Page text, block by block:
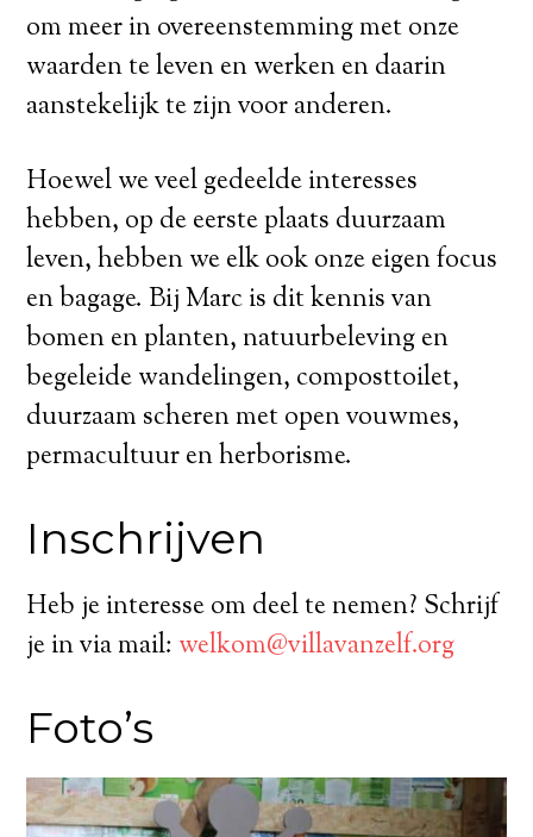
om meer in overeenstemming met onze
waarden te leven en werken en daarin
aanstekelijk te zijn voor anderen.
Hoewel we veel gedeelde interesses
hebben, op de eerste plaats duurzaam
leven, hebben we elk ook onze eigen focus
en bagage. Bij Marc is dit kennis van
bomen en planten, natuurbeleving en
begeleide wandelingen, composttoilet,
duurzaam scheren met open vouwmes,
permacultuur en herborisme.
Inschrijven
Heb je interesse om deel te nemen? Schrijf
je in via mail: welkom@villavanzelf.org
Foto’s